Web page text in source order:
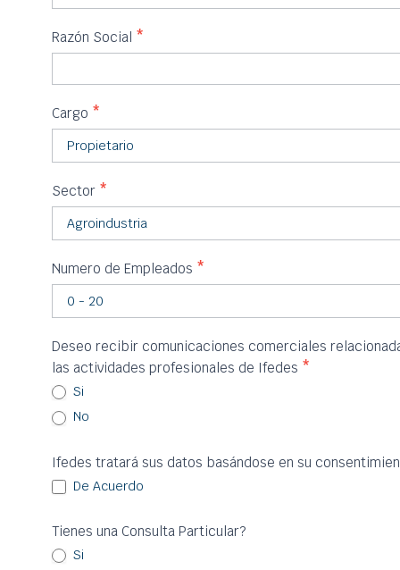
Razón Social *
Cargo *
Sector *
Numero de Empleados *
Deseo recibir comunicaciones comerciales
las actividades profesionales de Ifedes *
Si
No
Ifedes tratará sus datos basándose en su
De Acuerdo
Tienes una Consulta Particular?
Si